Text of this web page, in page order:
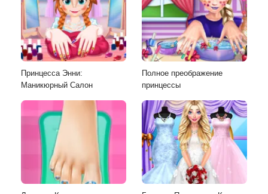
Принцесса Энни:
Маникюрный Салон
Полное преображение
принцессы